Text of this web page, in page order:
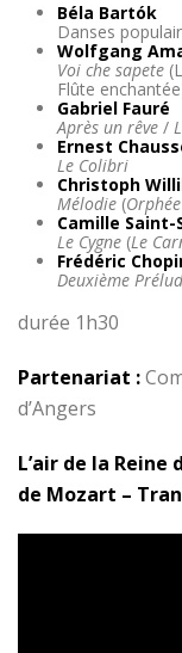
Béla Bartók
Danses
Wolfgang
Voi che sapete
Flûte
Gabriel Fauré
Après un rêve/
Ernest
Le Colibri
Christoph
Mélodie(
Camille Saint-
Le Cygne(Le
Frédéric
Deuxième
durée 1h30
Partenariat :
d’Angers
L’air de la
de Mozart –